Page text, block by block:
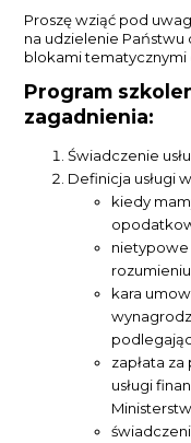
Proszę wziąć pod
na udzielenie
blokami
Program
zagadnienia:
Świadczenie
Definicja usługi
kiedy
nietypowe
kara
zapłata
usługi